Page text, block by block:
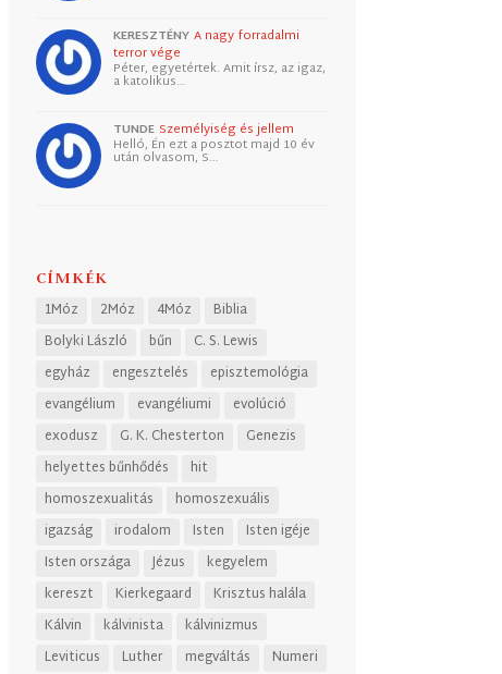
KERESZTÉNY A nagy forradalmi
terror vége
Péter, egyetértek. Amit írsz, az igaz,
a katolikus…
TUNDE Személyiség és jellem
Helló, Én ezt a posztot majd 10 év
után olvasom, S…
CÍMKÉK
1Móz 2Móz 4Móz
Biblia
Bolyki László
bűn
C. S. Lewis
egyház
engesztelés
episztemológia
evangélium
evangéliumi
evolúció
exodusz
G. K. Chesterton
Genezis
helyettes bűnhődés
hit
homoszexualitás
homoszexuális
igazság
irodalom Isten
Isten igéje
Isten országa
Jézus
kegyelem
kereszt
Kierkegaard
Krisztus halála
Kálvin
kálvinista
kálvinizmus
Leviticus
Luther megváltás Numeri